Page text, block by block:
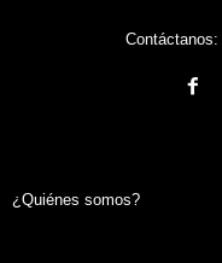
Contáctanos:
¿Quiénes somos?